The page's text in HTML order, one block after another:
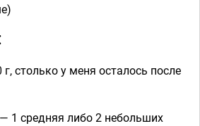
столько у меня осталось после
1 средняя либо 2 небольших